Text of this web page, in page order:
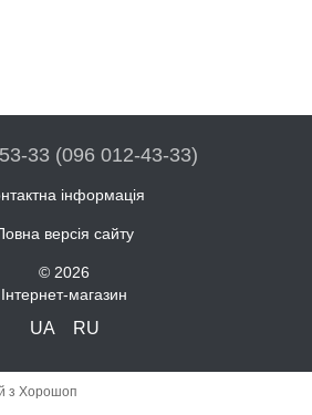
33 (096 012-43-33)
інформація
версія сайту
© 2026
Інтернет-магазин
UA RU
з Хорошоп